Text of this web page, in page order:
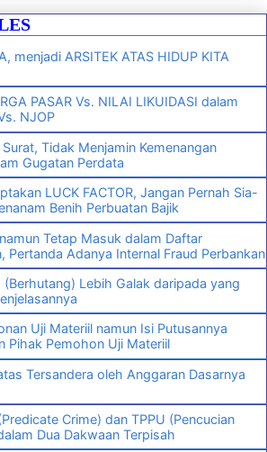
menjadi ARSITEK ATAS HIDUP KITA
PASAR Vs. NILAI LIKUIDASI dalam
NJOP
Tidak Menjamin Kemenangan
Gugatan Perdata
LUCK FACTOR, Jangan Pernah Sia-
Benih Perbuatan Bajik
Tetap Masuk dalam Daftar
Pertanda Adanya Internal Fraud Perbankan
Lebih Galak daripada yang
Uji Materiil namun Isi Putusannya
Pihak Pemohon Uji Materiil
Tersandera oleh Anggaran Dasarnya
Crime) dan TPPU (Pencucian
Dua Dakwaan Terpisah